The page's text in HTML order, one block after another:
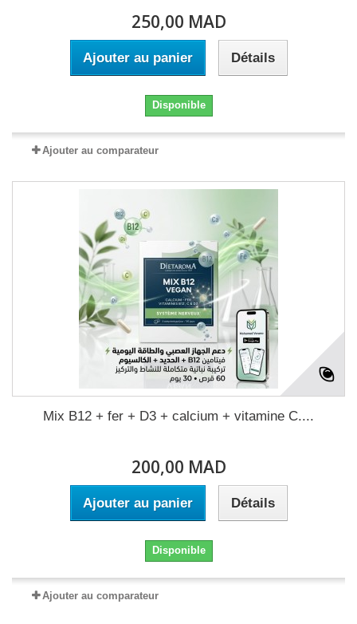
250,00 MAD
Ajouter au panier Détails
Disponible
Ajouter au comparateur
Mix B12 + fer + D3 + calcium + vitamine C....
200,00 MAD
Ajouter au panier Détails
Disponible
Ajouter au comparateur